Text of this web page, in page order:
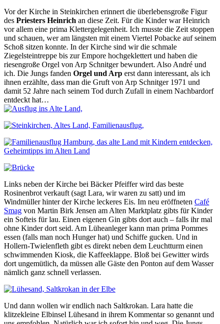
Vor der Kirche in Steinkirchen erinnert die überlebensgroße Figur
des Priesters Heinrich an diese Zeit. Für die Kinder war Heinrich
vor allem eine prima Klettergelegenheit. Ich musste die Zeit stoppen
und schauen, wer am längsten mit einem Viertel Pobacke auf seinem
Schoß sitzen konnte. In der Kirche sind wir die schmale
Ziegelsteintreppe bis zur Empore hochgeklettert und haben die
riesengroße Orgel von Arp Schnitger bewundert. Also André und
ich. Die Jungs fanden Orgel und Arp erst dann interessant, als ich
ihnen erzählte, dass man die Gruft von Arp Schnitger 1971 und
damit 52 Jahre nach seinem Tod durch Zufall in einem Nachbardorf
entdeckt hat…
Links neben der Kirche bei Bäcker Pfeiffer wird das beste
Rosinenbrot verkauft (sagt Lara, wir waren zu satt) und im
Windmüller hinter der Kirche leckeres Eis. Im neu eröffneten Café
Smag von Martin Birk Jensen am Alten Marktplatz gibts für Kinder
ein Softeis für lau. Einen eigenen Gin gibts dort auch – falls ihr mal
ohne Kinder dort seid. Am Lüheanleger kann man prima Pommes
essen (falls man noch Hunger hat) und Schiffe gucken. Und in
Hollern-Twielenfleth gibt es direkt neben dem Leuchtturm einen
schwimmenden Kiosk, die Kaffeeklappe. Bloß bei Gewitter wirds
dort ungemütlich, da müssen alle Gäste den Ponton auf dem Wasser
nämlich ganz schnell verlassen.
Und dann wollen wir endlich nach Saltkrokan. Lara hatte die
klitzekleine Elbinsel Lühesand in ihrem Kommentar so genannt und